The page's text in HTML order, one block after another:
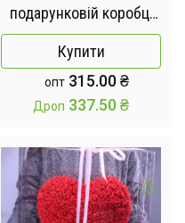
подарунковій коробці
KR-21 17/17/25см Білий
Купити
опт 315.00₴
Дроп 337.50₴